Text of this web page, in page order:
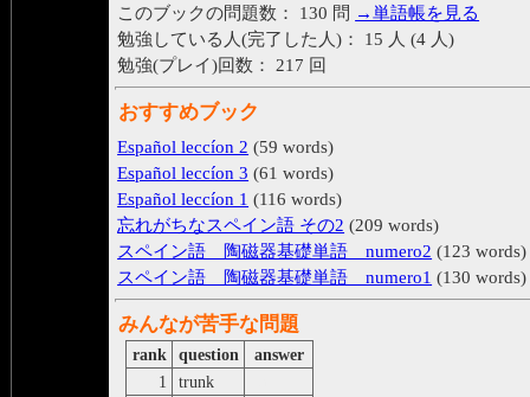
このブックの問題数： 130 問 →単語帳を見る
勉強している人(完了した人)： 15 人 (4 人)
勉強(プレイ)回数： 217 回
おすすめブック
Español leccíon 2 (59 words)
Español leccíon 3 (61 words)
Español leccíon 1 (116 words)
忘れがちなスペイン語 その2 (209 words)
スペイン語 陶磁器基礎単語 numero2 (123 words)
スペイン語 陶磁器基礎単語 numero1 (130 words)
みんなが苦手な問題
rank question
answer
1
trunk